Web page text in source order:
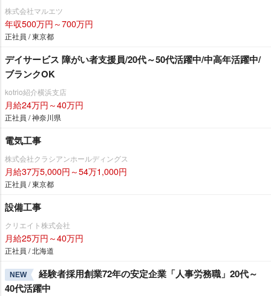
株式会社マルエツ
年収500万円～700万円
正社員 / 東京都
デイサービス 障がい者支援員/20代～50代活躍中/中高年活躍中/
ブランクOK
kotrio紹介横浜支店
月給24万円～40万円
正社員 / 神奈川県
電気工事
株式会社クラシアンホールディングス
月給37万5,000円～54万1,000円
正社員 / 東京都
設備工事
クリエイト株式会社
月給25万円～40万円
正社員 / 北海道
NEW
経験者採用創業72年の安定企業「人事労務職」20代～
40代活躍中